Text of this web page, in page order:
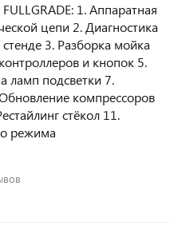
1. Аппаратная
цепи 2. Диагностика
3. Разборка мойка
и кнопок 5.
ламп подсветки 7.
компрессоров
стёкол 11.
режима